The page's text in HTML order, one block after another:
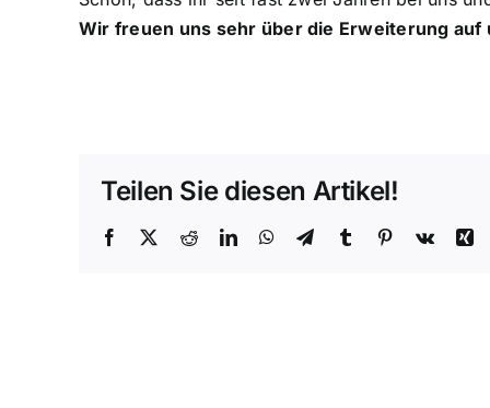
Wir freuen uns sehr über die Erweiterung auf
Teilen Sie diesen Artikel!
Facebook RedditLinkedInWhatsApp
TelegramTumblr Pinterest
Vk